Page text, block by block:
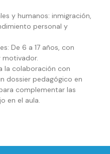
y humanos: inmigración,
personal y
De 6 a 17 años, con
la colaboración con
dossier pedagógico en
complementar las
en el aula.